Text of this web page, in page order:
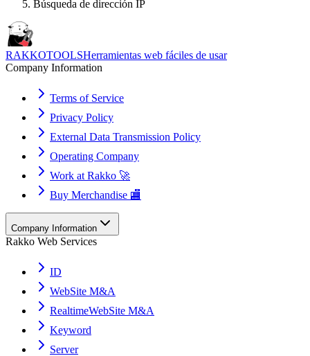
Búsqueda de dirección IP
RAKKOTOOLSHerramientas web fáciles de usar
Company Information
Terms of Service
Privacy Policy
External Data Transmission Policy
Operating Company
Work at Rakko 🚀
Buy Merchandise 🏬
Company Information
Rakko Web Services
ID
WebSite M&A
RealtimeWebSite M&A
Keyword
Server